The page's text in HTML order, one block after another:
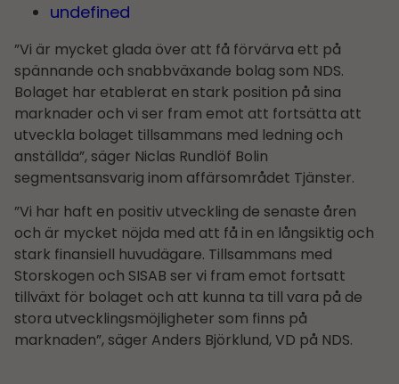
undefined
”Vi är mycket glada över att få förvärva ett på
spännande och snabbväxande bolag som NDS.
Bolaget har etablerat en stark position på sina
marknader och vi ser fram emot att fortsätta att
utveckla bolaget tillsammans med ledning och
anställda”, säger Niclas Rundlöf Bolin
segmentsansvarig inom affärsområdet Tjänster.
”Vi har haft en positiv utveckling de senaste åren
och är mycket nöjda med att få in en långsiktig och
stark finansiell huvudägare. Tillsammans med
Storskogen och SISAB ser vi fram emot fortsatt
tillväxt för bolaget och att kunna ta till vara på de
stora utvecklingsmöjligheter som finns på
marknaden”, säger Anders Björklund, VD på NDS.